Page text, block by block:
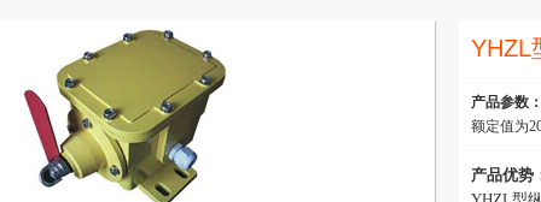
YHZL
产品参数
额定值为
产品优势